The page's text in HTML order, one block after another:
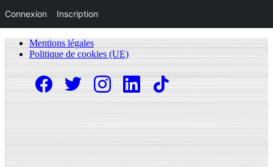
Mentions légales
Politique de cookies (UE)
Connexion Inscription